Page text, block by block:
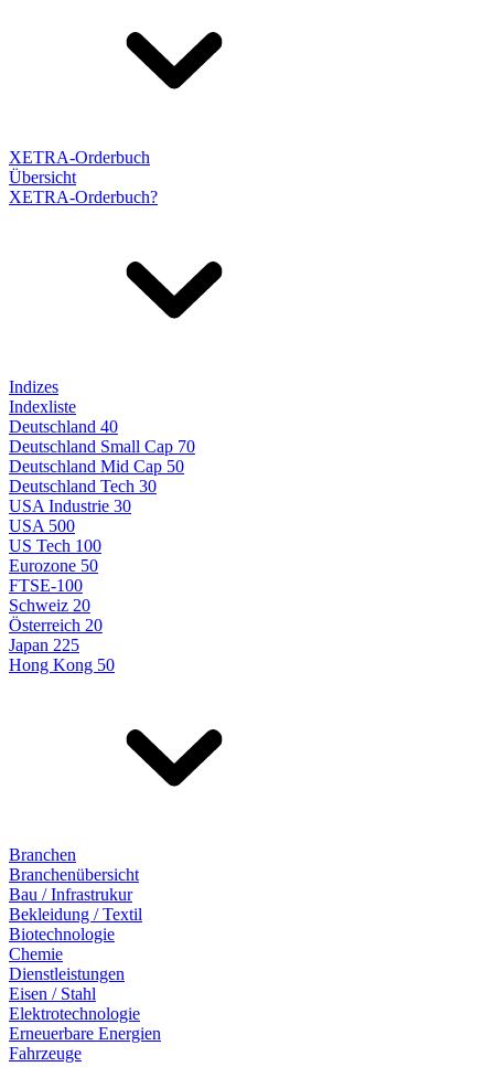
XETRA-Orderbuch
Übersicht
XETRA-Orderbuch?
Indizes
Indexliste
Deutschland 40
Deutschland Small Cap 70
Deutschland Mid Cap 50
Deutschland Tech 30
USA Industrie 30
USA 500
US Tech 100
Eurozone 50
FTSE-100
Schweiz 20
Österreich 20
Japan 225
Hong Kong 50
Branchen
Branchenübersicht
Bau / Infrastrukur
Bekleidung / Textil
Biotechnologie
Chemie
Dienstleistungen
Eisen / Stahl
Elektrotechnologie
Erneuerbare Energien
Fahrzeuge